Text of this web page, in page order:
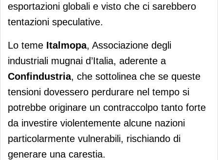
esportazioni globali e visto che ci sarebbero
tentazioni speculative.
Lo teme Italmopa, Associazione degli
industriali mugnai d’Italia, aderente a
Confindustria, che sottolinea che se queste
tensioni dovessero perdurare nel tempo si
potrebbe originare un contraccolpo tanto forte
da investire violentemente alcune nazioni
particolarmente vulnerabili, rischiando di
generare una carestia.